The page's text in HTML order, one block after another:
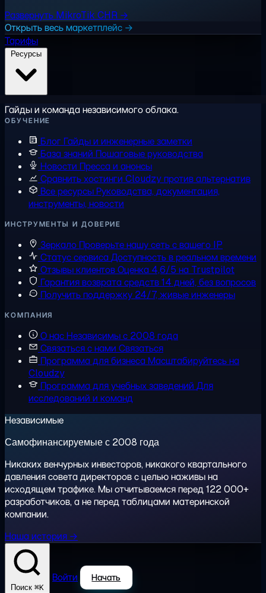
Развернуть MikroTik CHR →
Открыть весь маркетплейс →
Тарифы
Гайды и команда независимого облака.
ОБУЧЕНИЕ
Блог Гайды и инженерные заметки
База знаний Пошаговые руководства
Новости Пресса и анонсы
Сравнить хостинги Cloudzy против альтернатив
Все ресурсыРуководства, документация,
инструменты, новости
ИНСТРУМЕНТЫ И ДОВЕРИЕ
Зеркало Проверьте нашу сеть с вашего IP
Статус сервисаДоступность в реальном времени
Отзывы клиентовОценка 4,6/5 на Trustpilot
Гарантия возврата средств14 дней, без вопросов
Получить поддержку 24/7, живые инженеры
КОМПАНИЯ
О насНезависимы с 2008 года
Связаться с нами Связаться
Программа для бизнесаМасштабируйтесь на
Cloudzy
Программа для учебных заведений Для
исследований и команд
Независимые
Самофинансируемые с 2008 года
Никаких венчурных инвесторов, никакого квартального
давления совета директоров с целью наживы на
исходящем трафике. Мы отчитываемся перед 122 000+
разработчиков, а не перед таблицами материнской
компании.
Наша история →
Поиск ⌘K
Войти Начать